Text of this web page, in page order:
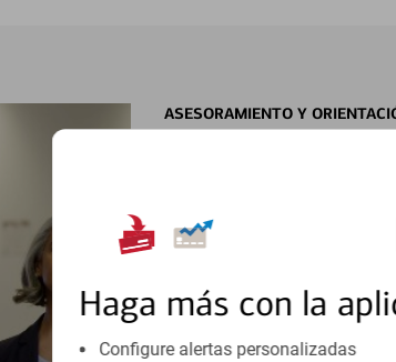
Haga más con la
Configure alertas personalizadas
ASESORAMIENTO Y
Con
Reúnase con especialistas
orientación que necesita, en
personales, hasta el ahorro
inicio o crecimiento de su
esté listo, un especialista